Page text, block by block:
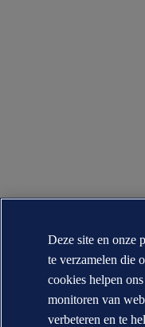
Deze site en onze
te verzamelen die
cookies helpen
monitoren van
verbeteren en te